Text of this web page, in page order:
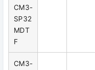
CM3-
SP32
MDT
F
CM3-